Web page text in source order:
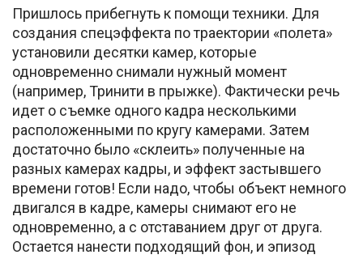
Пришлось прибегнуть к помощи техники. Для
создания спецэффекта по траектории «полета»
установили десятки камер, которые
одновременно снимали нужный момент
(например, Тринити в прыжке). Фактически речь
идет о съемке одного кадра несколькими
расположенными по кругу камерами. Затем
достаточно было «склеить» полученные на
разных камерах кадры, и эффект застывшего
времени готов! Если надо, чтобы объект немного
двигался в кадре, камеры снимают его не
одновременно, а с отставанием друг от друга.
Остается нанести подходящий фон, и эпизод